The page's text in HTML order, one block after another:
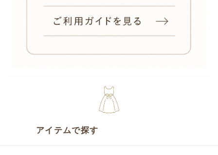
アイテムで探す